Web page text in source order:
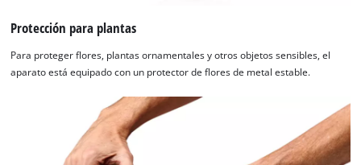
Protección para plantas
Para proteger flores, plantas ornamentales y otros objetos sensibles, el
aparato está equipado con un protector de flores de metal estable.